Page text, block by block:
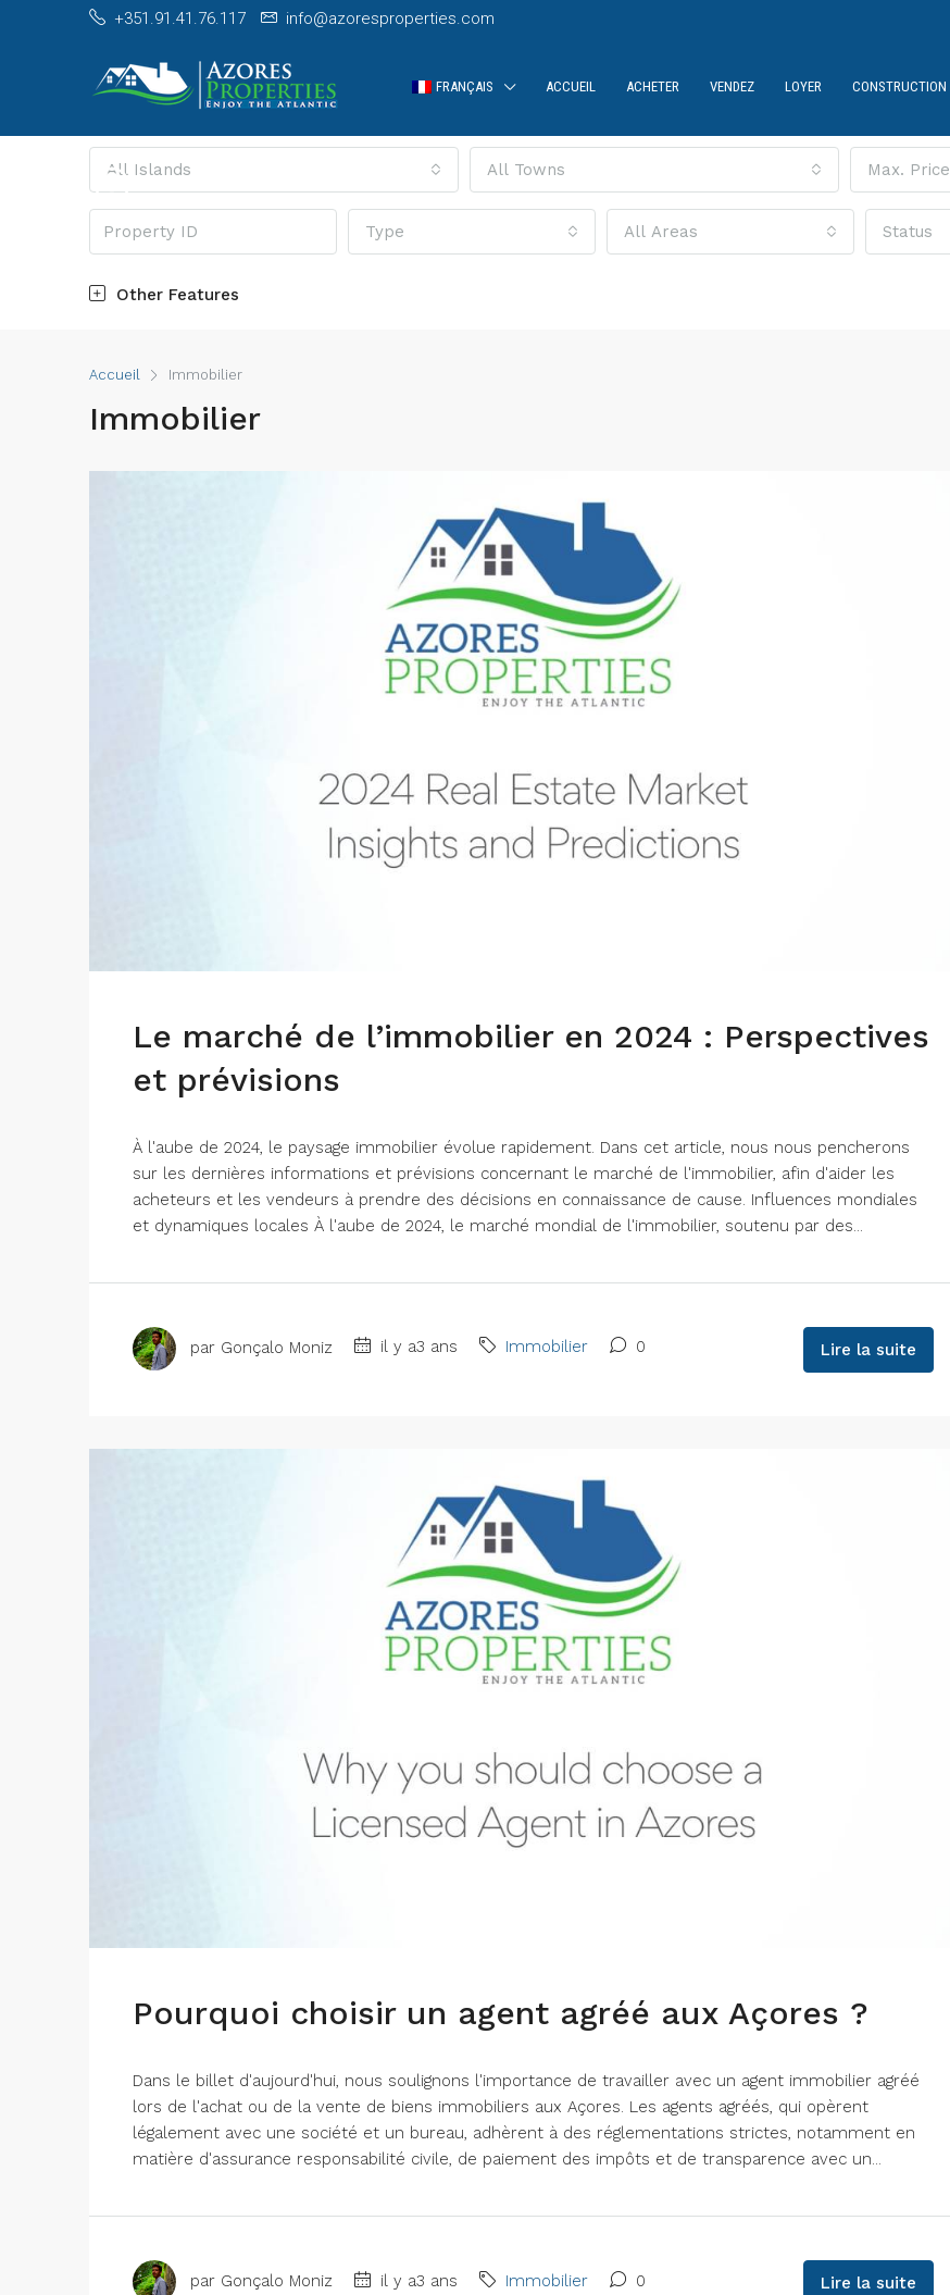
+351.91.41.76.117 info@azoresproperties.com
FRANÇAIS ACCUEIL ACHETER VENDEZ LOYER CONSTRUCTION
All Islands All Towns Max. Price
Type All Areas Status
Other Features
Accueil Immobilier
Immobilier
Le marché de l’immobilier en 2024 : Perspectives
et prévisions
À l'aube de 2024, le paysage immobilier évolue rapidement. Dans cet article, nous nous pencherons
sur les dernières informations et prévisions concernant le marché de l'immobilier, afin d'aider les
acheteurs et les vendeurs à prendre des décisions en connaissance de cause. Influences mondiales
et dynamiques locales À l'aube de 2024, le marché mondial de l'immobilier, soutenu par des...
par Gonçalo Moniz il y a3 ans Immobilier 0 Lire la suite
Pourquoi choisir un agent agréé aux Açores ?
Dans le billet d'aujourd'hui, nous soulignons l'importance de travailler avec un agent immobilier agréé
lors de l'achat ou de la vente de biens immobiliers aux Açores. Les agents agréés, qui opèrent
légalement avec une société et un bureau, adhèrent à des réglementations strictes, notamment en
matière d'assurance responsabilité civile, de paiement des impôts et de transparence avec un...
par Gonçalo Moniz il y a3 ans Immobilier 0 Lire la suite